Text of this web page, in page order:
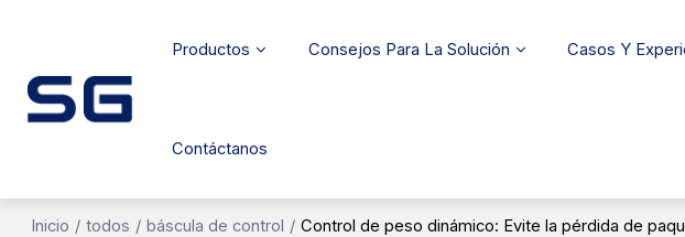
Productos Consejos Para La Solución Casos Y
Contáctanos
Inicio / todos / báscula de control / Control de peso dinámico: Evite la pérdida de